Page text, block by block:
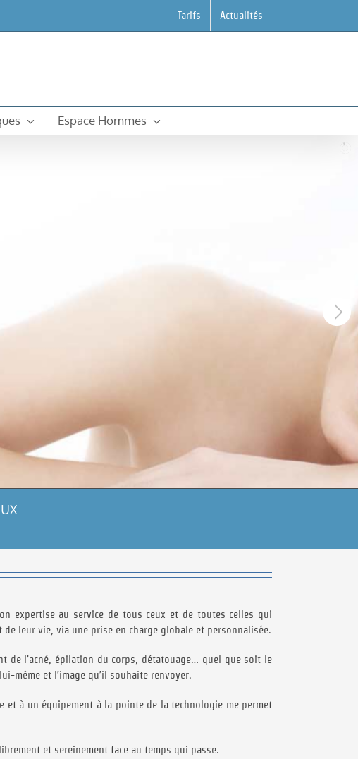
Tarifs Actualités
Espace Hommes
expertise au service de tous ceux et de toutes celles qui
leur vie, via une prise en charge globale et personnalisée.
de l’acné, épilation du corps, détatouage… quel que soit le
même et l’image qu’il souhaite renvoyer.
et à un équipement à la pointe de la technologie me permet
et sereinement face au temps qui passe.